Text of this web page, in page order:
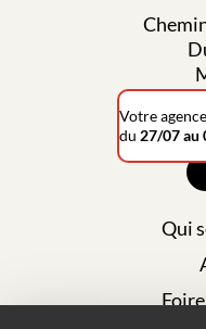
Qui
Votre agence
du 27/07 au